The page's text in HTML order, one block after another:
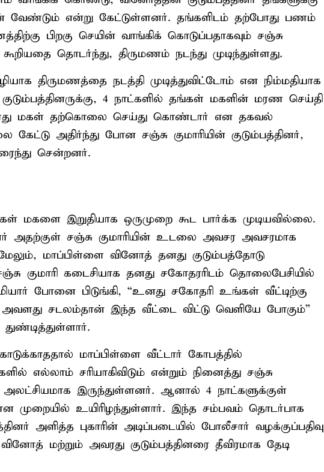
வேண்டும் என்று கேட்டுள்ளனர். தங்களிடம் தற்போது பணம்
பிறகு செயின் வாங்கிக் கொடுப்பதாகவும் சஞ்சு
கூறியதை தொடர்ந்து, திருமணம் நடந்து முடிந்துள்ளது.
திருமணத்தை நடத்தி முடித்துவிட்டோம் என நிம்மதியாக
குடும்பத்தினருக்கு, 4 நாட்களில் தங்கள் மகளின் மரண செய்தி
மகள் தற்கொலை செய்து கொண்டார் என தகவல்
அதிர்ந்து போன சஞ்சு குமாரியின் குடும்பத்தினர்,
சென்றனர்.
இறுதியாக ஒருமுறை கூட பார்க்க முடியவில்லை.
அதற்குள் சஞ்சு குமாரியின் உடலை அவசர அவசரமாக
மாப்பிள்ளை வினோத் தனது குடும்பத்தோடு
குமாரி கடைசியாக தனது சகோதரரிடம் தொலைபேசியில்
போனை பிடுங்கி, “உனது சகோதரி உங்கள் வீட்டிற்கு
சடலம்தான் இந்த வீட்டை விட்டு வெளியே போகும்”
மாப்பிள்ளை வீட்டார் கோபத்தில்
எல்லாம் சரியாகிவிடும் என்றும் நினைத்து சஞ்சு
அலட்சியமாக இருந்துள்ளனர். ஆனால் 4 நாட்களுக்குள்
முறையில் உயிரிழந்துள்ளார். இந்த சம்பவம் தொடர்பாக
அளித்த புகாரின் அடிப்படையில் போலீசார் வழக்குப்பதிவு
மற்றும் அவரது குடும்பத்தினரை தீவிரமாக தேடி